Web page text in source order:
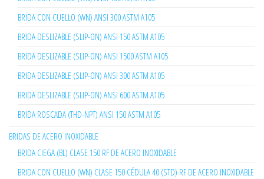
BRIDA CON CUELLO (WN) ANSI 300 ASTM A105
BRIDA DESLIZABLE (SLIP-ON) ANSI 150 ASTM A105
BRIDA DESLIZABLE (SLIP-ON) ANSI 1500 ASTM A105
BRIDA DESLIZABLE (SLIP-ON) ANSI 300 ASTM A105
BRIDA DESLIZABLE (SLIP-ON) ANSI 600 ASTM A105
BRIDA ROSCADA (THD-NPT) ANSI 150 ASTM A105
BRIDAS DE ACERO INOXIDABLE
BRIDA CIEGA (BL) CLASE 150 RF DE ACERO INOXIDABLE
BRIDA CON CUELLO (WN) CLASE 150 CÉDULA 40 (STD) RF DE ACERO INOXIDABLE